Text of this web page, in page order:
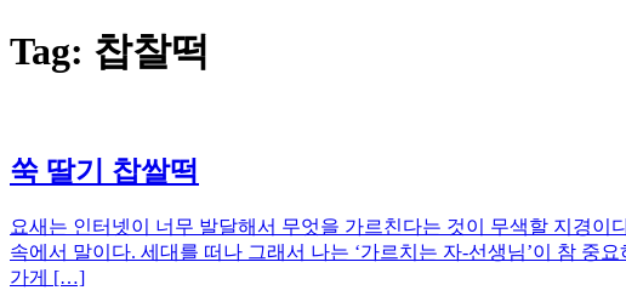
Tag: 찹찰떡
쑥 딸기 찹쌀떡
요새는 인터넷이 너무 발달해서 무엇을 가르친다는 것이 무색할 지경이
속에서 말이다. 세대를 떠나 그래서 나는 ‘가르치는 자-선생님’이 참 중
가게 […]